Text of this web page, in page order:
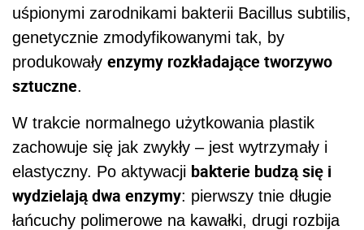
uśpionymi zarodnikami bakterii Bacillus subtilis,
genetycznie zmodyfikowanymi tak, by
produkowały enzymy rozkładające tworzywo
sztuczne.
W trakcie normalnego użytkowania plastik
zachowuje się jak zwykły – jest wytrzymały i
elastyczny. Po aktywacji bakterie budzą się i
wydzielają dwa enzymy: pierwszy tnie długie
łańcuchy polimerowe na kawałki, drugi rozbija